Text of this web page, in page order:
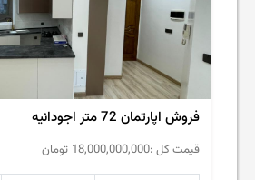
فروش اپارتمان 72 متر اجودانیه
قیمت کل :18,000,000,000 تومان